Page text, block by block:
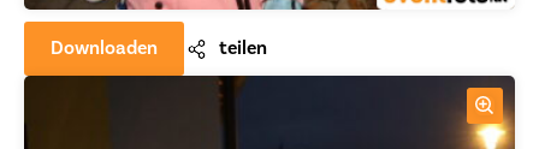
Downloaden teilen